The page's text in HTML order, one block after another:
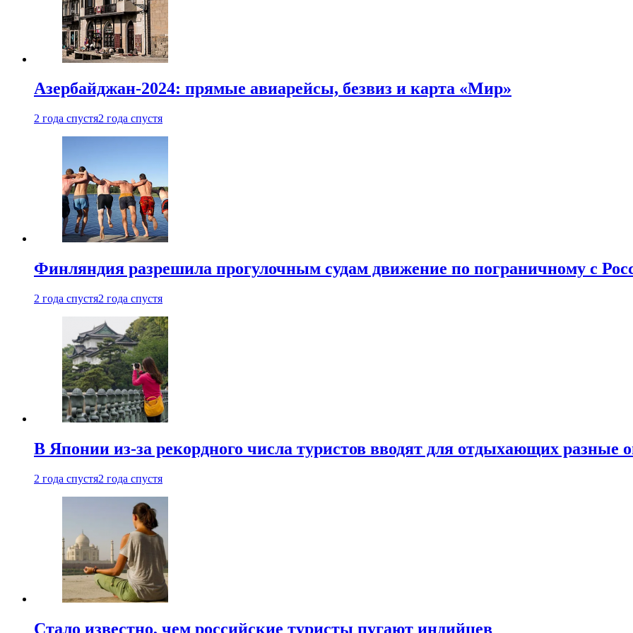
Азербайджан-2024: прямые авиарейсы, безвиз и карта «Мир»
2 года спустя2 года спустя
Финляндия разрешила прогулочным судам движение по пограничному с
2 года спустя2 года спустя
В Японии из-за рекордного числа туристов вводят для отдыхающих разные
2 года спустя2 года спустя
Стало известно, чем российские туристы пугают индийцев